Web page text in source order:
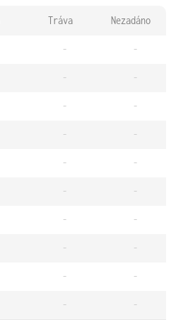
Tráva Nezadáno
- -
- -
- -
- -
- -
- -
- -
- -
- -
- -